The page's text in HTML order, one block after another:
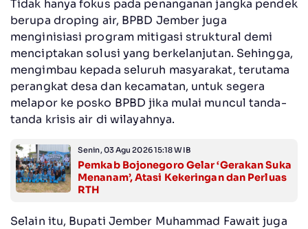
Tidak hanya fokus pada penanganan jangka pendek
berupa droping air, BPBD Jember juga
menginisiasi program mitigasi struktural demi
menciptakan solusi yang berkelanjutan. Sehingga,
mengimbau kepada seluruh masyarakat, terutama
perangkat desa dan kecamatan, untuk segera
melapor ke posko BPBD jika mulai muncul tanda-
tanda krisis air di wilayahnya.
Senin, 03 Agu 2026 15:18 WIB
Pemkab Bojonegoro Gelar ‘Gerakan Suka
Menanam’, Atasi Kekeringan dan Perluas
RTH
Selain itu, Bupati Jember Muhammad Fawait juga